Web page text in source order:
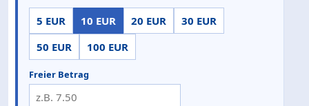
5 EUR 10 EUR 20 EUR
30 EUR
50 EUR
100 EUR
Freier Betrag